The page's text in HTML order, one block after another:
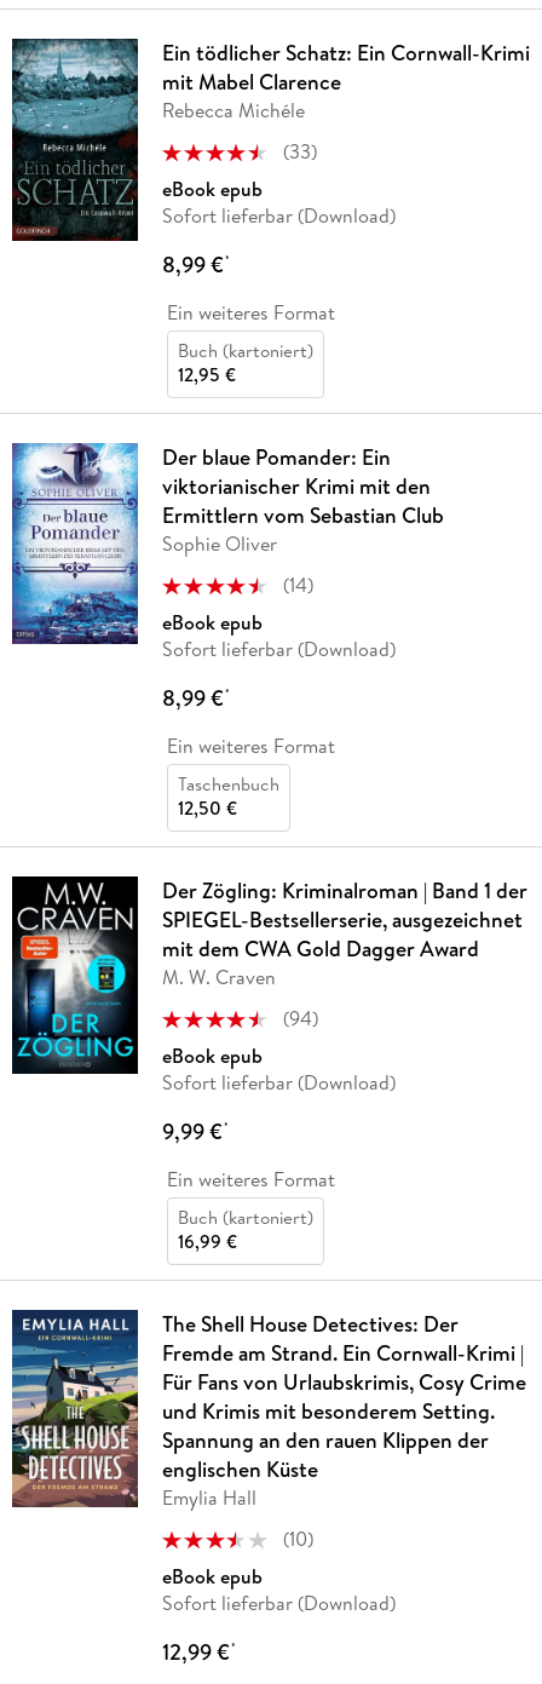
Ein tödlicher Schatz: Ein Cornwall-Krimi
mit Mabel Clarence
Rebecca Michéle
(33)
eBook epub
Sofort lieferbar (Download)
8,99 €*
Ein weiteres Format
Buch (kartoniert)
12,95 €
Der blaue Pomander: Ein
viktorianischer Krimi mit den
Ermittlern vom Sebastian Club
Sophie Oliver
(14)
eBook epub
Sofort lieferbar (Download)
8,99 €*
Ein weiteres Format
Taschenbuch
12,50 €
Der Zögling: Kriminalroman | Band 1 der
SPIEGEL-Bestsellerserie, ausgezeichnet
mit dem CWA Gold Dagger Award
M. W. Craven
(94)
eBook epub
Sofort lieferbar (Download)
9,99 €*
Ein weiteres Format
Buch (kartoniert)
16,99 €
The Shell House Detectives: Der
Fremde am Strand. Ein Cornwall-Krimi |
Für Fans von Urlaubskrimis, Cosy Crime
und Krimis mit besonderem Setting.
Spannung an den rauen Klippen der
englischen Küste
Emylia Hall
(10)
eBook epub
Sofort lieferbar (Download)
12,99 €*